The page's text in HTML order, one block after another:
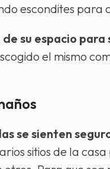
escondites para
su espacio para
el mismo
se sienten
sitios de la